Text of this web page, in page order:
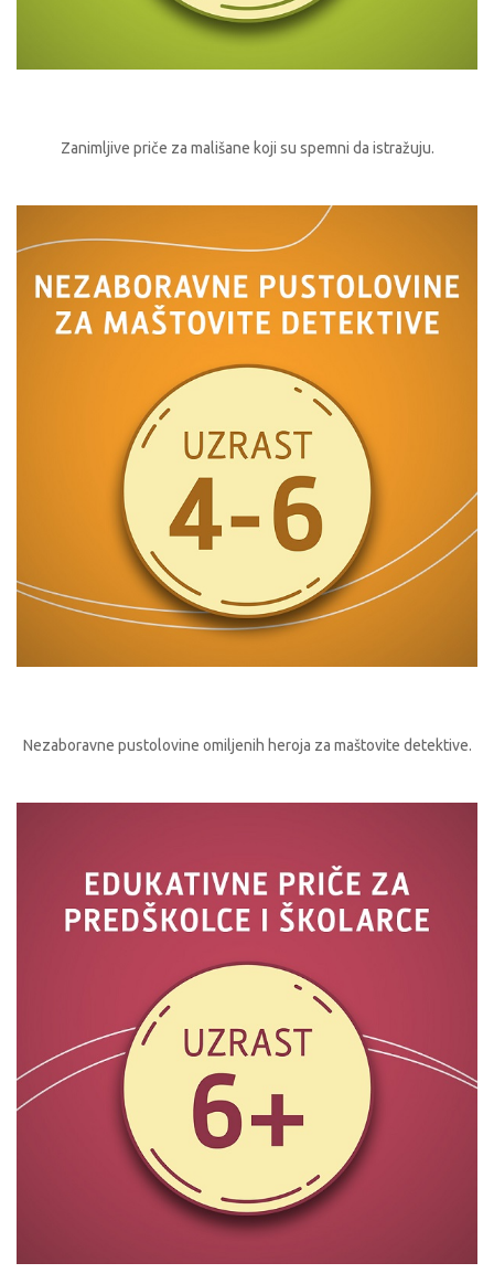
Zanimljive priče za mališane koji su spemni da istražuju.
Nezaboravne pustolovine omiljenih heroja za maštovite detektive.